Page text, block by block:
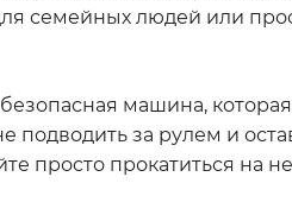
семейных людей или
машина, которая
подводить за рулем и
просто прокатиться на